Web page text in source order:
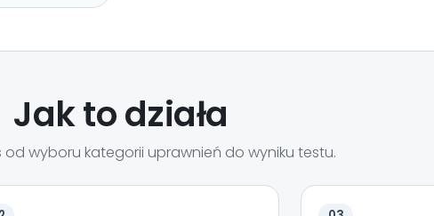
Jak to działa
od wyboru kategorii uprawnień do wyniku testu.